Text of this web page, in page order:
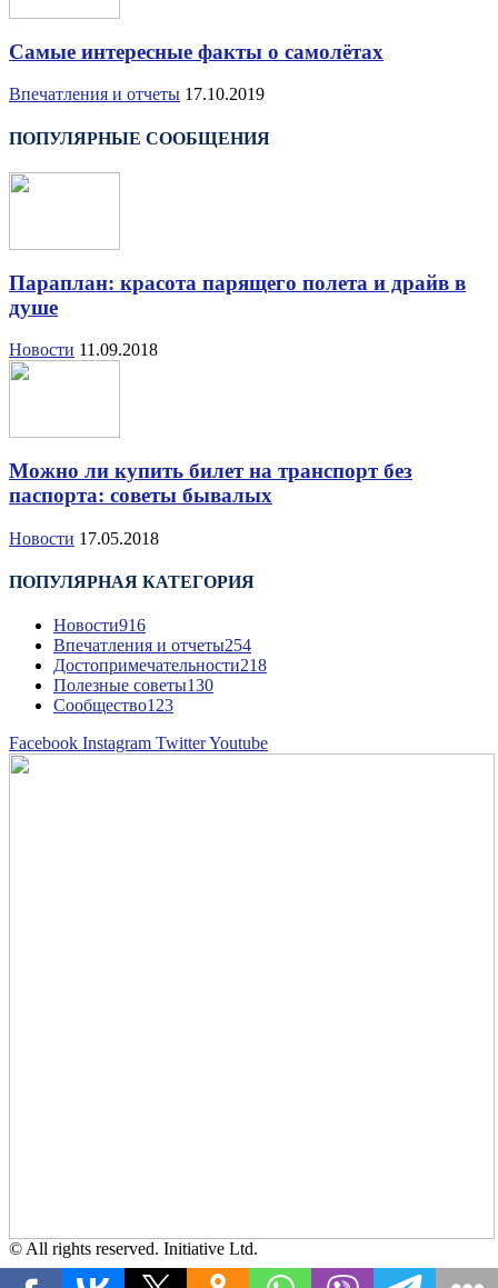
Самые интересные факты о самолётах
Впечатления и отчеты 17.10.2019
ПОПУЛЯРНЫЕ СООБЩЕНИЯ
Параплан: красота парящего полета и драйв в
душе
Новости 11.09.2018
Можно ли купить билет на транспорт без
паспорта: советы бывалых
Новости 17.05.2018
ПОПУЛЯРНАЯ КАТЕГОРИЯ
Новости916
Впечатления и отчеты254
Достопримечательности218
Полезные советы130
Сообщество123
Facebook Instagram TwitterYoutube
© All rights reserved. Initiative Ltd.